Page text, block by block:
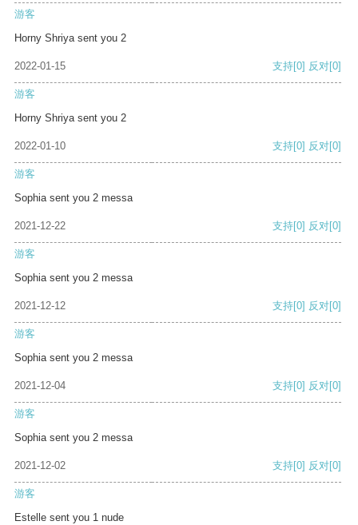
游客
Horny Shriya sent you 2
2022-01-15 支持[0] 反对[0]
游客
Horny Shriya sent you 2
2022-01-10 支持[0] 反对[0]
游客
Sophia sent you 2 messa
2021-12-22 支持[0] 反对[0]
游客
Sophia sent you 2 messa
2021-12-12 支持[0] 反对[0]
游客
Sophia sent you 2 messa
2021-12-04 支持[0] 反对[0]
游客
Sophia sent you 2 messa
2021-12-02 支持[0] 反对[0]
游客
Estelle sent you 1 nude